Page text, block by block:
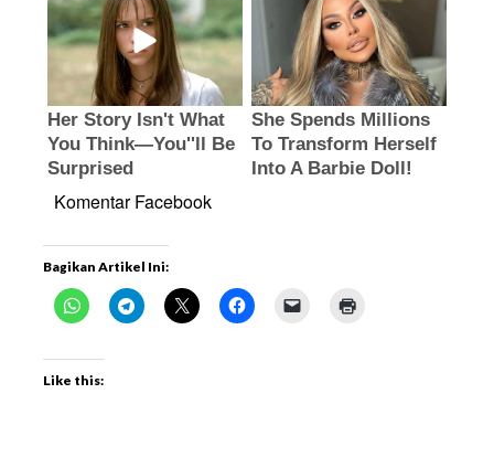
Komentar Facebook
Bagikan Artikel Ini:
Like this: